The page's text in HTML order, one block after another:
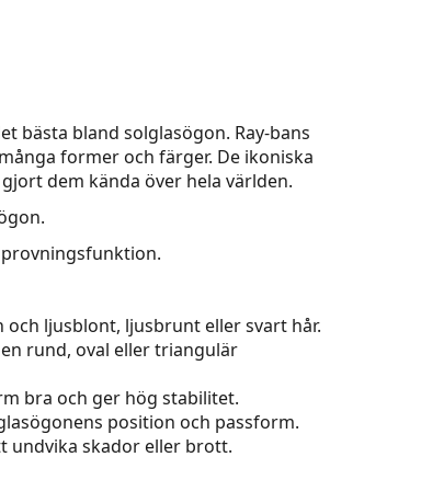
bästa bland solglasögon. Ray-bans
former och färger. De ikoniska
dem kända över hela världen.
ljusblont, ljusbrunt eller svart hår.
rund, oval eller triangulär
bra och ger hög stabilitet.
position och passform.
undvika skador eller brott.